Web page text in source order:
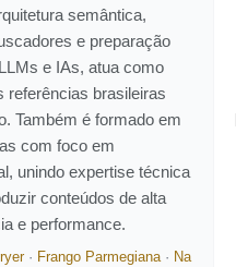
semântica,
e preparação
e IAs, atua como
referências brasileiras
Também é formado em
com foco em
unindo expertise técnica
conteúdos de alta
e performance.
· Frango Parmegiana· Na